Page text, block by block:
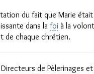
du fait que Marie
dans la foi à la
de chaque chrétien.
de Pèlerinages